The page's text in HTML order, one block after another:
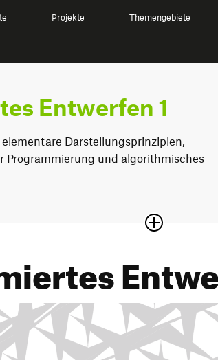
Projekte Themengebiete
Entwerfen 1
Darstellungsprinzipien,
Programmierung und algorithmisches